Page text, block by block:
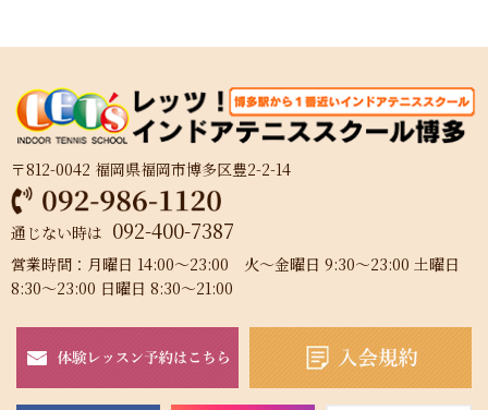
〒812-0042 福岡県福岡市博多区豊2-2-14
通じない時は 092-400-7387
営業時間：月曜日 14:00～23:00 火～金曜日 9:30～23:00 土曜日
8:30～23:00 日曜日 8:30～21:00